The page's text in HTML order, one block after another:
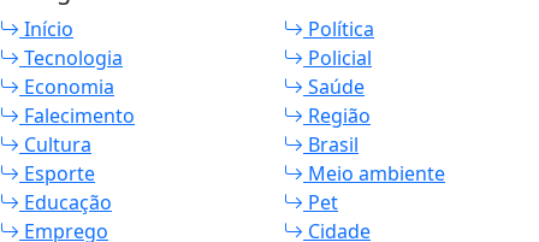
Início
Política
Tecnologia
Policial
Economia
Saúde
Falecimento
Região
Cultura
Brasil
Esporte
Meio ambiente
Educação
Pet
Emprego
Cidade